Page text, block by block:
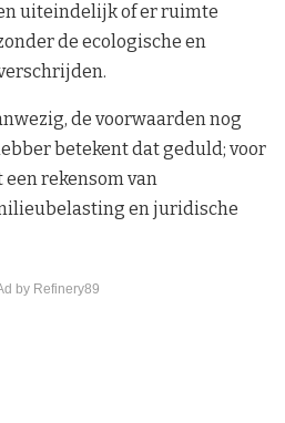
uiteindelijk of er ruimte
de ecologische en
de voorwaarden nog
betekent dat geduld; voor
rekensom van
en juridische
by Refinery89